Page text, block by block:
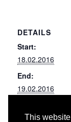
This
DETAILS
Start:
18.02.2016
End:
19.02.2016
032